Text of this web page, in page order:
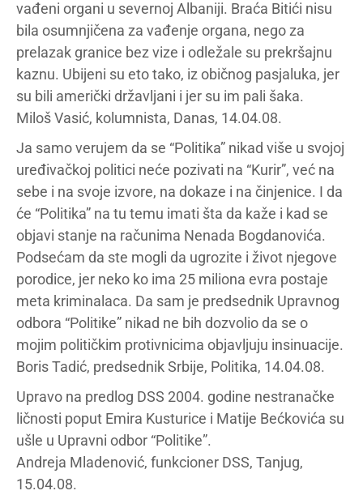
vađeni organi u severnoj Albaniji. Braća Bitići nisu
bila osumnjičena za vađenje organa, nego za
prelazak granice bez vize i odležale su prekršajnu
kaznu. Ubijeni su eto tako, iz običnog pasjaluka, jer
su bili američki državljani i jer su im pali šaka.
Miloš Vasić, kolumnista, Danas, 14.04.08.
Ja samo verujem da se “Politika” nikad više u svojoj
uređivačkoj politici neće pozivati na “Kurir”, već na
sebe i na svoje izvore, na dokaze i na činjenice. I da
će “Politika” na tu temu imati šta da kaže i kad se
objavi stanje na računima Nenada Bogdanovića.
Podsećam da ste mogli da ugrozite i život njegove
porodice, jer neko ko ima 25 miliona evra postaje
meta kriminalaca. Da sam je predsednik Upravnog
odbora “Politike” nikad ne bih dozvolio da se o
mojim političkim protivnicima objavljuju insinuacije.
Boris Tadić, predsednik Srbije, Politika, 14.04.08.
Upravo na predlog DSS 2004. godine nestranačke
ličnosti poput Emira Kusturice i Matije Bećkovića su
ušle u Upravni odbor “Politike”.
Andreja Mladenović, funkcioner DSS, Tanjug,
15.04.08.